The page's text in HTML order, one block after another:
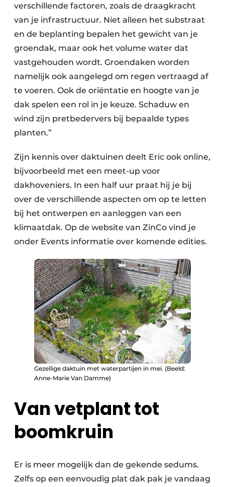
verschillende factoren, zoals de draagkracht
van je infrastructuur. Niet alleen het substraat
en de beplanting bepalen het gewicht van je
groendak, maar ook het volume water dat
vastgehouden wordt. Groendaken worden
namelijk ook aangelegd om regen vertraagd af
te voeren. Ook de oriëntatie en hoogte van je
dak spelen een rol in je keuze. Schaduw en
wind zijn pretbedervers bij bepaalde types
planten.”
Zijn kennis over daktuinen deelt Eric ook online,
bijvoorbeeld met een meet-up voor
dakhoveniers. In een half uur praat hij je bij
over de verschillende aspecten om op te letten
bij het ontwerpen en aanleggen van een
klimaatdak. Op de website van ZinCo vind je
onder Events informatie over komende edities.
Gezellige daktuin met waterpartijen in mei. (Beeld:
Anne-Marie Van Damme)
Van vetplant tot
boomkruin
Er is meer mogelijk dan de gekende sedums.
Zelfs op een eenvoudig plat dak pak je vandaag